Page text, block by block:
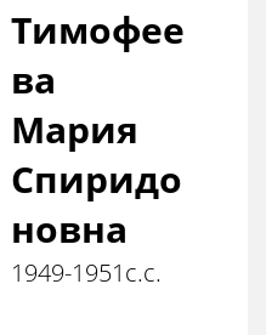
Тимофее
ва
Мария
Спиридо
новна
1949-1951с.с.